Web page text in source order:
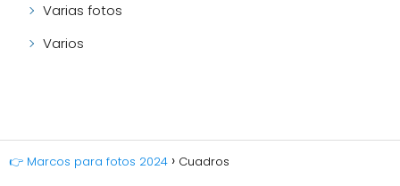
Varias fotos
Varios
👉 Marcos para fotos 2024 Cuadros